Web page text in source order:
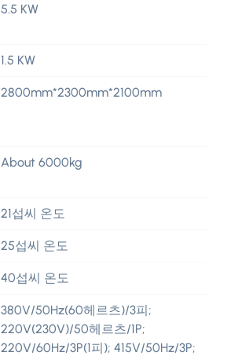
5.5 KW
1.5 KW
2800mm*2300mm*2100mm
About 6000kg
21섭씨 온도
25섭씨 온도
40섭씨 온도
380V/50Hz(60헤르츠)/3피;
220V(230V)/50헤르츠/1P;
220V/60Hz/3P(1피); 415V/50Hz/3P;